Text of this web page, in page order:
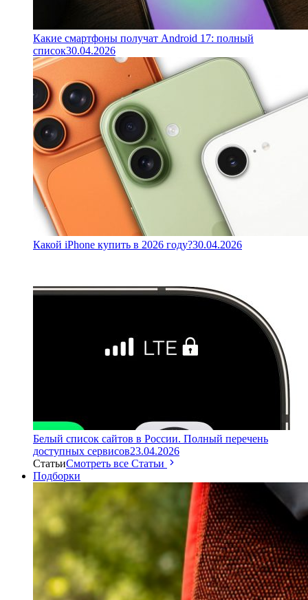
Какие смартфоны получат Android 17: полный
список30.04.2026
Какой iPhone купить в 2026 году?30.04.2026
Белый список сайтов в России. Полный перечень
доступных сервисов23.04.2026
СтатьиСмотреть все Статьи
Подборки